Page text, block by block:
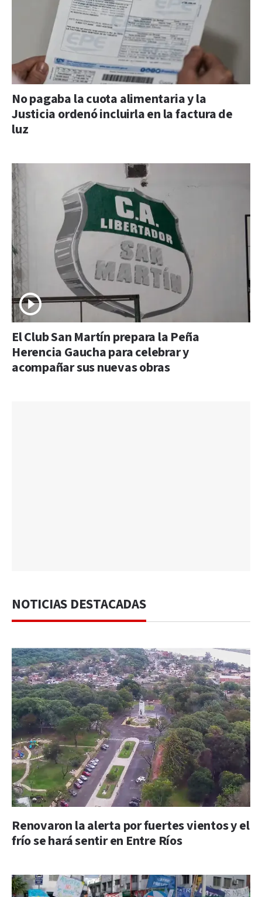
No pagaba la cuota alimentaria y la
Justicia ordenó incluirla en la factura de
luz
El Club San Martín prepara la Peña
Herencia Gaucha para celebrar y
acompañar sus nuevas obras
NOTICIAS DESTACADAS
Renovaron la alerta por fuertes vientos y el
frío se hará sentir en Entre Ríos